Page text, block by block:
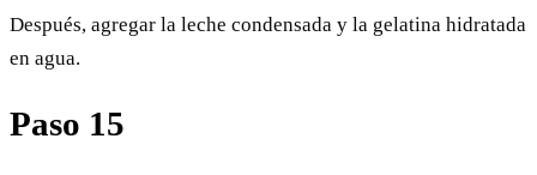
Después, agregar la leche condensada y la gelatina hidratada
en agua.
Paso 15